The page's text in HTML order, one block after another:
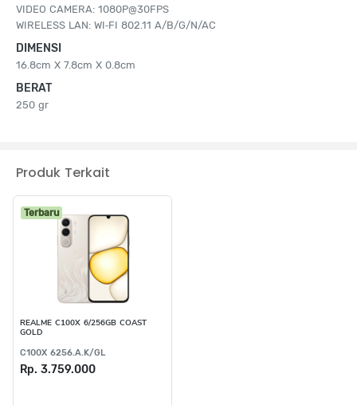
VIDEO CAMERA: 1080P@30FPS
WIRELESS LAN: WI‑FI 802.11 A/B/G/N/AC
DIMENSI
16.8cm X 7.8cm X 0.8cm
BERAT
250 gr
Produk Terkait
Terbaru
REALME C100X 6/256GB COAST
GOLD
C100X 6256.A.K/GL
Rp. 3.759.000